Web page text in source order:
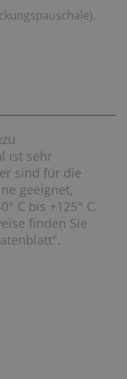
ist sehr
sind für die
geeignet,
C bis +125° C.
finden Sie